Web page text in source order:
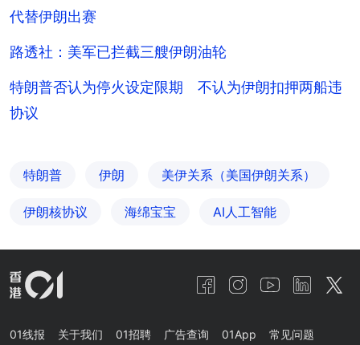
代替伊朗出赛
路透社：美军已拦截三艘伊朗油轮
特朗普否认为停火设定限期 不认为伊朗扣押两船违
协议
特朗普 伊朗 美伊关系（美国伊朗关系）
伊朗核协议 海绵宝宝 AI人工智能
01线报 关于我们 01招聘 广告查询 01App 常见问题